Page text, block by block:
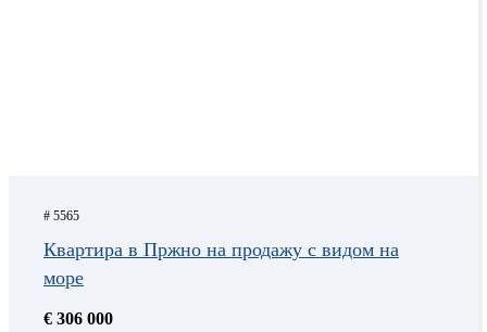
# 5565
Квартира в Пржно на продажу с видом на
море
€ 306 000